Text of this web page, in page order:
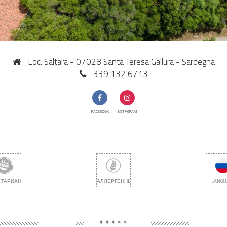
Loc. Saltara - 07028 Santa Teresa Gallura - Sardegna
339 132 6713
FACEBOOK INSTAGRAM
АЛЛЕРГЕННЫЙ
* * * * *